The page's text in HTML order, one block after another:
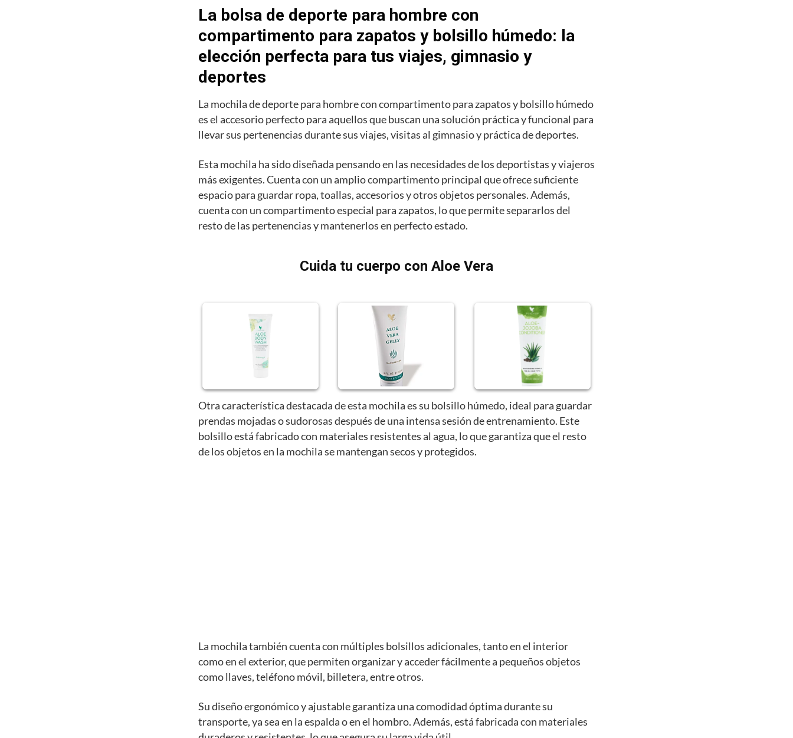
La bolsa de deporte para hombre con
compartimento para zapatos y bolsillo húmedo: la
elección perfecta para tus viajes, gimnasio y
deportes
La mochila de deporte para hombre con compartimento para zapatos y bolsillo húmedo
es el accesorio perfecto para aquellos que buscan una solución práctica y funcional para
llevar sus pertenencias durante sus viajes, visitas al gimnasio y práctica de deportes.
Esta mochila ha sido diseñada pensando en las necesidades de los deportistas y viajeros
más exigentes. Cuenta con un amplio compartimento principal que ofrece suficiente
espacio para guardar ropa, toallas, accesorios y otros objetos personales. Además,
cuenta con un compartimento especial para zapatos, lo que permite separarlos del
resto de las pertenencias y mantenerlos en perfecto estado.
Cuida tu cuerpo con Aloe Vera
Otra característica destacada de esta mochila es su bolsillo húmedo, ideal para guardar
prendas mojadas o sudorosas después de una intensa sesión de entrenamiento. Este
bolsillo está fabricado con materiales resistentes al agua, lo que garantiza que el resto
de los objetos en la mochila se mantengan secos y protegidos.
La mochila también cuenta con múltiples bolsillos adicionales, tanto en el interior
como en el exterior, que permiten organizar y acceder fácilmente a pequeños objetos
como llaves, teléfono móvil, billetera, entre otros.
Su diseño ergonómico y ajustable garantiza una comodidad óptima durante su
transporte, ya sea en la espalda o en el hombro. Además, está fabricada con materiales